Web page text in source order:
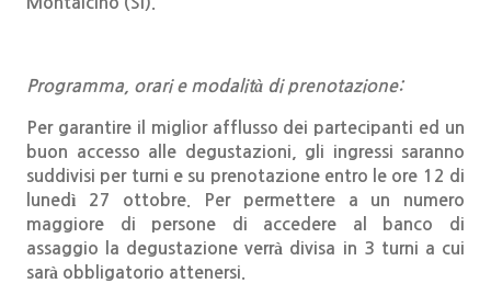
Programma, orari e modalità di prenotazione:
Per garantire il miglior afflusso dei partecipanti ed un
buon accesso alle degustazioni, gli ingressi saranno
suddivisi per turni e su prenotazione entro le ore 12 di
lunedì 27 ottobre. Per permettere a un numero
maggiore di persone di accedere al banco di
assaggio la degustazione verrà divisa in 3 turni a cui
sarà obbligatorio attenersi.